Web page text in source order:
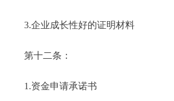
3.企业成长性好的证明材料
第十二条：
1.资金申请承诺书